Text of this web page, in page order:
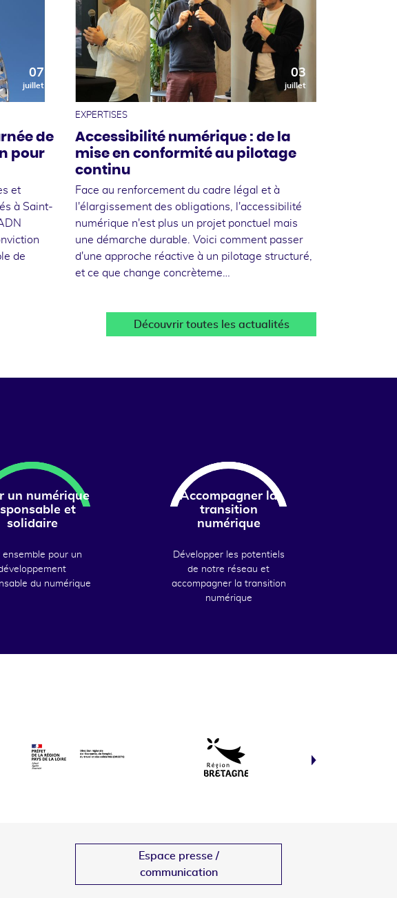
07
juillet
de
pour
et
à Saint-
de
03
juillet
EXPERTISES
Accessibilité numérique : de la
mise en conformité au pilotage
continu
Face au renforcement du cadre légal et à
l'élargissement des obligations, l'accessibilité
numérique n'est plus un projet ponctuel mais
une démarche durable. Voici comment passer
d'une approche réactive à un pilotage structuré,
et ce que change concrèteme…
Découvrir toutes les actualités
un numérique
et
solidaire
ensemble pour un
du numérique
Accompagner la
transition
numérique
Développer les potentiels
de notre réseau et
accompagner la transition
numérique
Espace presse /
communication